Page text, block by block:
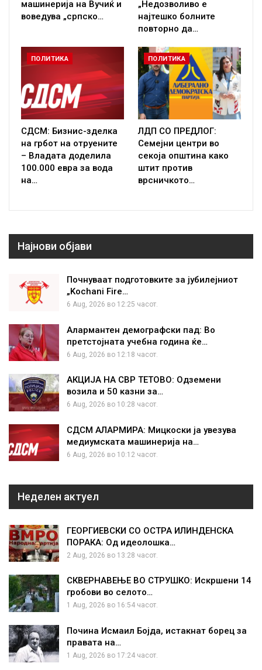
машинерија на Вучиќ и
воведува „српско…
„Недозволиво е
најтешко болните
повторно да…
ПОЛИТИКА
СДСМ: Бизнис-зделка
на грбот на отруените
– Владата доделила
100.000 евра за вода
на…
ПОЛИТИКА
ЛДП СО ПРЕДЛОГ:
Семејни центри во
секоја општина како
штит против
врсничкото…
Најнови објави
Почнуваат подготовките за јубилејниот
„Kochani Fire…
6 Aug, 2026 во 12:25 часот.
Алармантен демографски пад: Во
претстојната учебна година ќе…
6 Aug, 2026 во 12:18 часот.
АКЦИЈА НА СВР ТЕТОВО: Одземени
возила и 50 казни за…
6 Aug, 2026 во 10:28 часот.
СДСМ АЛАРМИРА: Мицкоски ја увезува
медиумската машинерија на…
6 Aug, 2026 во 10:12 часот.
Неделен актуел
ГЕОРГИЕВСКИ СО ОСТРА ИЛИНДЕНСКА
ПОРАКА: Од идеолошка…
2 Aug, 2026 во 13:28 часот.
СКВЕРНАВЕЊЕ ВО СТРУШКО: Искршени 14
гробови во селото…
1 Aug, 2026 во 16:54 часот.
Почина Исмаил Бојда, истакнат борец за
правата на…
1 Aug, 2026 во 17:24 часот.